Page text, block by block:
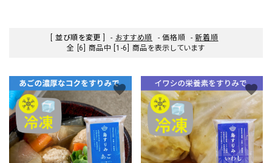
[ 並び順を変更 ] - おすすめ順 -価格順 -新着順
全 [6] 商品中 [1-6] 商品を表示しています
favorite favorite